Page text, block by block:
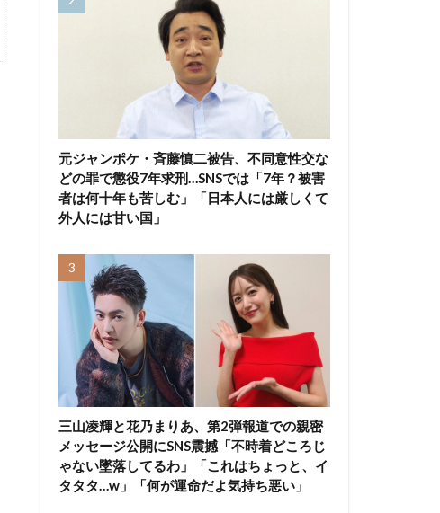
元ジャンポケ・斉藤慎二被告、不同意性交な
どの罪で懲役7年求刑…SNSでは「7年？被害
者は何十年も苦しむ」「日本人には厳しくて
外人には甘い国」
三山凌輝と花乃まりあ、第2弾報道での親密
メッセージ公開にSNS震撼「不時着どころじ
ゃない墜落してるわ」「これはちょっと、イ
タタタ…w」「何が運命だよ気持ち悪い」